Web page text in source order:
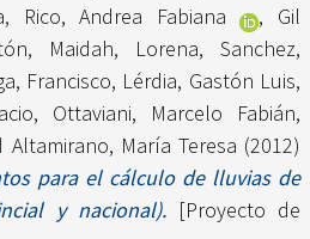
, Rico, Andrea Fabiana , Gil
, Maidah, Lorena, Sanchez,
Francisco, Lérdia, Gastón Luis,
, Ottaviani, Marcelo Fabián,
Altamirano, María Teresa (2012)
para el cálculo de lluvias de
y nacional).[Proyecto de